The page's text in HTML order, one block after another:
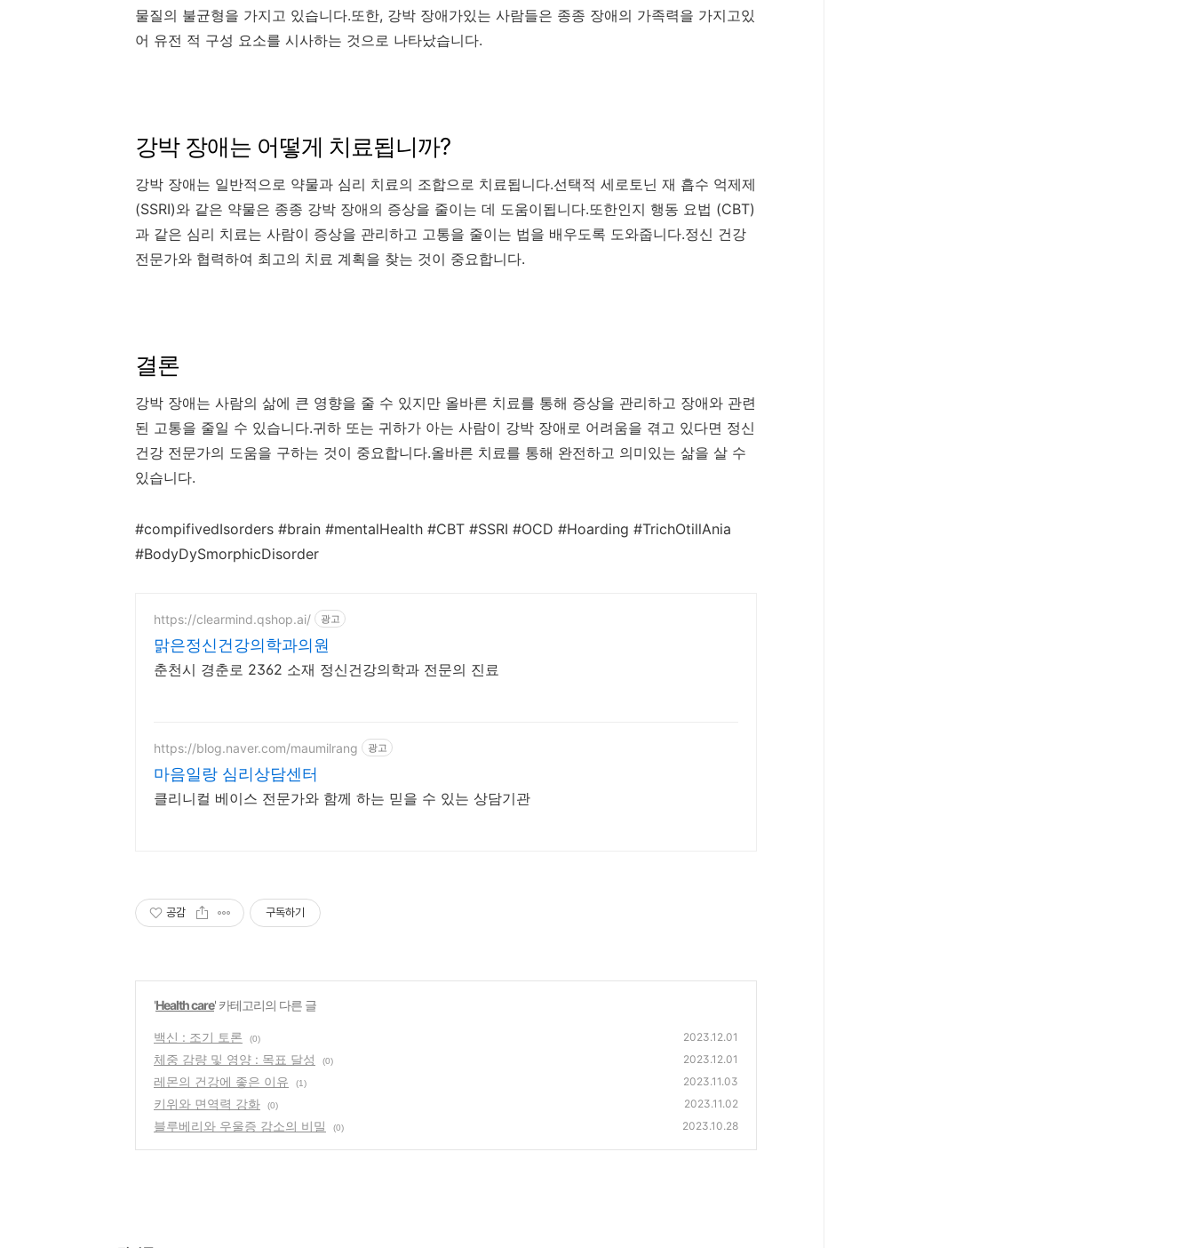
물질의 불균형을 가지고 있습니다.또한, 강박 장애가있는 사람들은 종종 장애의 가족력을 가지고있
어 유전 적 구성 요소를 시사하는 것으로 나타났습니다.
강박 장애는 어떻게 치료됩니까?
강박 장애는 일반적으로 약물과 심리 치료의 조합으로 치료됩니다.선택적 세로토닌 재 흡수 억제제
(SSRI)와 같은 약물은 종종 강박 장애의 증상을 줄이는 데 도움이됩니다.또한인지 행동 요법 (CBT)
과 같은 심리 치료는 사람이 증상을 관리하고 고통을 줄이는 법을 배우도록 도와줍니다.정신 건강
전문가와 협력하여 최고의 치료 계획을 찾는 것이 중요합니다.
결론
강박 장애는 사람의 삶에 큰 영향을 줄 수 있지만 올바른 치료를 통해 증상을 관리하고 장애와 관련
된 고통을 줄일 수 있습니다.귀하 또는 귀하가 아는 사람이 강박 장애로 어려움을 겪고 있다면 정신
건강 전문가의 도움을 구하는 것이 중요합니다.올바른 치료를 통해 완전하고 의미있는 삶을 살 수
있습니다.
#compifivedIsorders #brain #mentalHealth #CBT #SSRI #OCD #Hoarding #TrichOtillAnia
#BodyDySmorphicDisorder
https://clearmind.qshop.ai/ 광고
맑은정신건강의학과의원
춘천시 경춘로 2362 소재 정신건강의학과 전문의 진료
https://blog.naver.com/maumilrang 광고
마음일랑 심리상담센터
클리니컬 베이스 전문가와 함께 하는 믿을 수 있는 상담기관
공감 구독하기
'Health care' 카테고리의 다른 글
백신 : 조기 토론 (0) 2023.12.01
체중 감량 및 영양 : 목표 달성 (0) 2023.12.01
레몬의 건강에 좋은 이유 (1) 2023.11.03
키위와 면역력 강화 (0) 2023.11.02
블루베리와 우울증 감소의 비밀 (0) 2023.10.28